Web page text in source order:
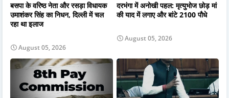
बसपा के वरिष्ठ नेता और रसड़ा विधायक
उमाशंकर सिंह का निधन, दिल्ली में चल
रहा था इलाज
August 05, 2026
दरभंगा में अनोखी पहल: मृत्युभोज छोड़ मां
की याद में लगाए और बांटे 2100 पौधे
August 05, 2026